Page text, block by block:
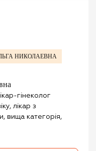
НИКОЛАЕВНА
гінеколог
лікар з
вища категорія,